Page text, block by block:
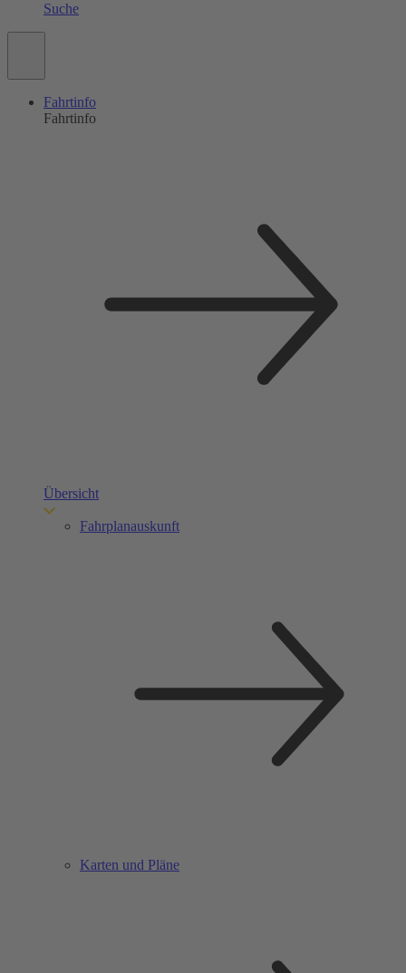
Suche
Fahrtinfo
Fahrtinfo
Übersicht
Fahrplanauskunft
Karten und Pläne